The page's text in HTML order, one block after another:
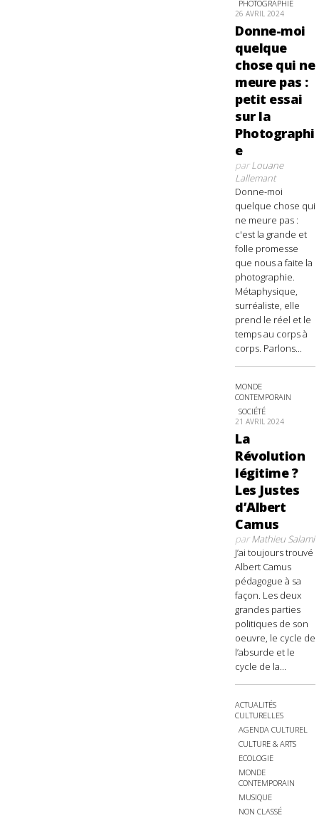
PHOTOGRAPHIE
26 AVRIL 2024
Donne-moi
quelque
chose qui ne
meure pas :
petit essai
sur la
Photographi
e
parLouane
Lallemant
Donne-moi
quelque chose qui
ne meure pas :
c'est la grande et
folle promesse
que nous a faite la
photographie.
Métaphysique,
surréaliste, elle
prend le réel et le
temps au corps à
corps. Parlons...
MONDE
CONTEMPORAIN
SOCIÉTÉ
21 AVRIL 2024
La
Révolution
légitime ?
Les Justes
d’Albert
Camus
parMathieu Salami
J’ai toujours trouvé
Albert Camus
pédagogue à sa
façon. Les deux
grandes parties
politiques de son
oeuvre, le cycle de
l’absurde et le
cycle de la...
ACTUALITÉS
CULTURELLES
AGENDA CULTUREL
CULTURE & ARTS
ECOLOGIE
MONDE
CONTEMPORAIN
MUSIQUE
NON CLASSÉ